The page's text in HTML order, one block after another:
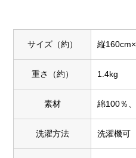
サイズ（約） 縦
重さ（約） 1.4kg
素材 綿100％
洗濯方法 洗濯機可